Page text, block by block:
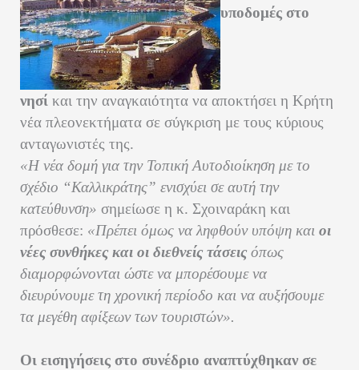
υποδομές στο
νησί και την αναγκαιότητα να αποκτήσει η Κρήτη
νέα πλεονεκτήματα σε σύγκριση με τους κύριους
ανταγωνιστές της.
«Η νέα δομή για την Τοπική Αυτοδιοίκηση με το
σχέδιο “Καλλικράτης” ενισχύει σε αυτή την
κατεύθυνση» σημείωσε η κ. Σχοιναράκη και
πρόσθεσε: «Πρέπει όμως να ληφθούν υπόψη και οι
νέες συνθήκες και οι διεθνείς τάσεις όπως
διαμορφώνονται ώστε να μπορέσουμε να
διευρύνουμε τη χρονική περίοδο και να αυξήσουμε
τα μεγέθη αφίξεων των τουριστών».
Οι εισηγήσεις στο συνέδριο αναπτύχθηκαν σε